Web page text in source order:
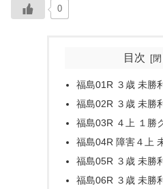
0
目次
福島01R ３歳 未勝
福島02R ３歳 未勝
福島03R ４上 １勝
福島04R 障害４上
福島05R ３歳 未勝
福島06R ３歳 未勝